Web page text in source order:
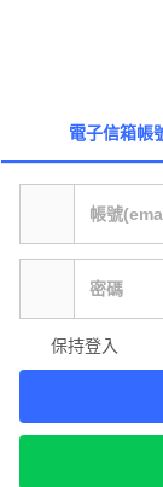
電子信箱帳
保持登入